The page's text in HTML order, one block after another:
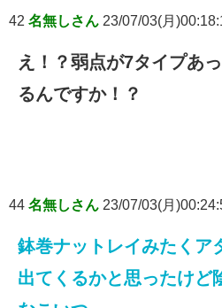
42 名無しさん 23/07/03(月
え！？弱点が7タイプあ
るんですか！？
44 名無しさん 23/07/03(月
鉢巻ナットレイみたくア
出てくるかと思ったけど